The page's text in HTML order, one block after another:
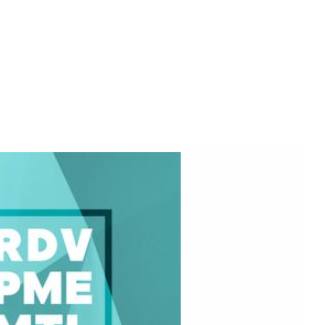
sur PME MTL, le réseau de soutien
de la Ville de Montréal :